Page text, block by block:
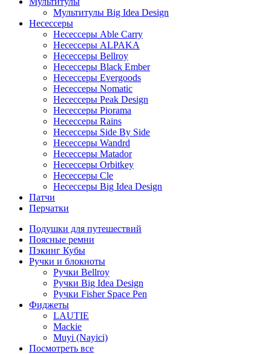
Мультитулы Big Idea Design
Несессеры
Несессеры Able Carry
Несессеры ALPAKA
Несессеры Bellroy
Несессеры Black Ember
Несессеры Evergoods
Несессеры Nomatic
Несессеры Peak Design
Несессеры Piorama
Несессеры Rains
Несессеры Side By Side
Несессеры Wandrd
Несессеры Matador
Несессеры Orbitkey
Несессеры Cle
Несессеры Big Idea Design
Патчи
Перчатки
Подушки для путешествий
Поясные ремни
Пэкинг Кубы
Ручки и блокноты
Ручки Bellroy
Ручки Big Idea Design
Ручки Fisher Space Pen
Фиджеты
LAUTIE
Mackie
Muyi (Nayici)
Посмотреть все